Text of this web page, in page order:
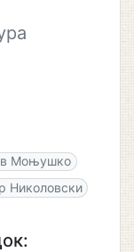
Моњушко
Николовски